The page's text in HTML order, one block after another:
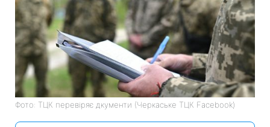
Фото: ТЦК перевіряє дкументи (Черкаське ТЦК Facebook)